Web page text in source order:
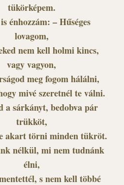
tükörképem.
énhozzám: – Hűséges
lovagom,
nem kell holmi kincs,
vagy vagyon,
meg fogom hálálni,
mivé szeretnél te válni.
a sárkányt, bedobva pár
trükköt,
akart törni minden tükröt.
nélkül, mi nem tudnánk
élni,
s nem kell többé